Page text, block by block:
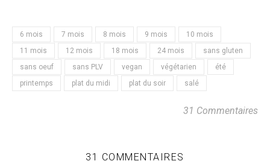
6 mois 7 mois 8 mois 9 mois
10 mois
11 mois
12 mois 18 mois 24 mois
sans gluten
sans oeuf
sans PLV vegan végétarien
été
printemps
plat du midi plat du soir salé
31 Commentaires
31 COMMENTAIRES